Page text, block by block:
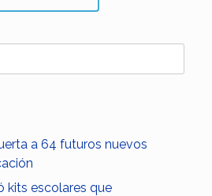
a 64 futuros nuevos
kits escolares que